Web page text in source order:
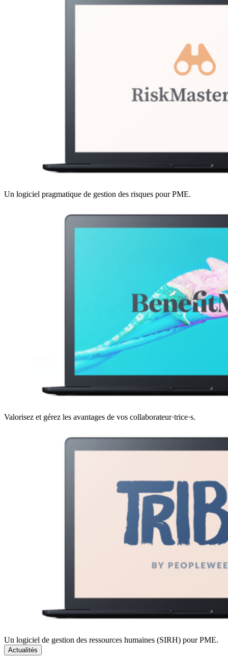
Un logiciel pragmatique de gestion des risques pour PME.
Valorisez et gérez les avantages de vos collaborateur·trice·s.
Un logiciel de gestion des ressources humaines (SIRH) pour PME.
Actualités